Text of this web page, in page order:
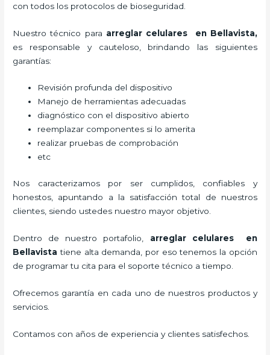
con todos los protocolos de bioseguridad.
Nuestro técnico para arreglar celulares en Bellavista,
es responsable y cauteloso, brindando las siguientes
garantías:
Revisión profunda del dispositivo
Manejo de herramientas adecuadas
diagnóstico con el dispositivo abierto
reemplazar componentes si lo amerita
realizar pruebas de comprobación
etc
Nos caracterizamos por ser cumplidos, confiables y
honestos, apuntando a la satisfacción total de nuestros
clientes, siendo ustedes nuestro mayor objetivo.
Dentro de nuestro portafolio, arreglar celulares en
Bellavista tiene alta demanda, por eso tenemos la opción
de programar tu cita para el soporte técnico a tiempo.
Ofrecemos garantía en cada uno de nuestros productos y
servicios.
Contamos con años de experiencia y clientes satisfechos.